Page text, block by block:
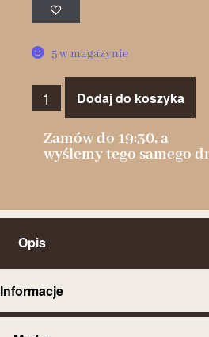
5 w magazynie
Dodaj do koszyka
Zamów do 19:30, a
wyślemy tego samego
Opis
Informacje